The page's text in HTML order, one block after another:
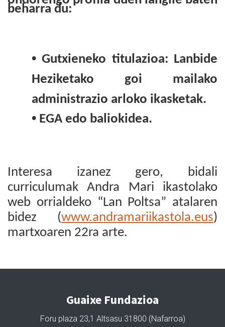
beharra du:
• Gutxieneko titulazioa: Lanbide
Heziketako goi mailako
administrazio arloko ikasketak.
• EGA edo baliokidea.
Interesa izanez gero, bidali
curriculumak Andra Mari ikastolako
web orrialdeko “Lan Poltsa” atalaren
bidez (www.andramariikastola.eus)
martxoaren 22ra arte.
Guaixe Fundazioa
Foru plaza 23,1 Altsasu 31800 (Nafarroa)